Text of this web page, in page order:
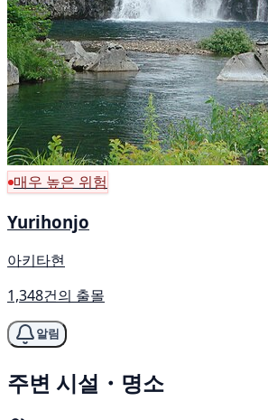
매우 높은 위험
Yurihonjo
아키타현
1,348건의 출몰
알림
주변 시설・명소